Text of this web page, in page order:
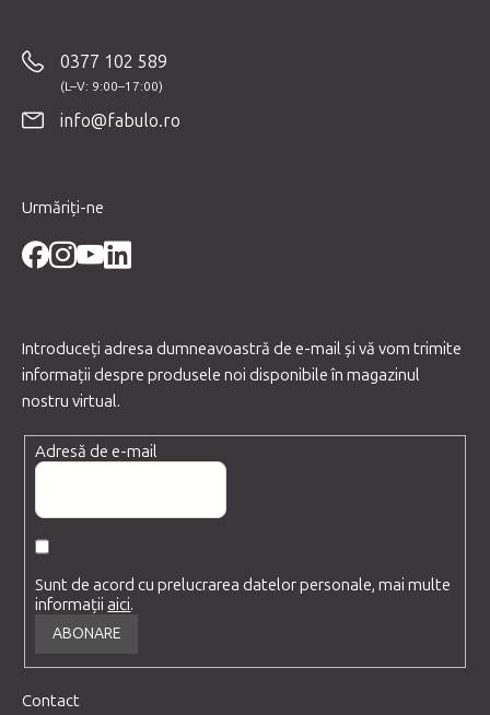
0377 102 589
info@fabulo.ro
Urmăriți-ne
Introduceţi adresa dumneavoastră de e-mail şi vă vom trimite
informaţii despre produsele noi disponibile în magazinul
nostru virtual.
Adresă de e-mail
Sunt de acord cu prelucrarea datelor personale, mai multe
informațiiaici.
ABONARE
Contact